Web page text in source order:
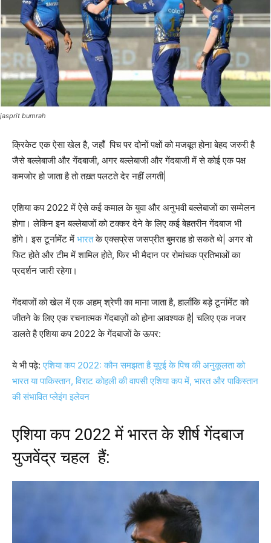
jasprit bumrah
क्रिकेट एक ऐसा खेल है, जहाँ पिच पर दोनों पक्षों को मजबूत होना बेहद जरुरी है
जैसे बल्लेबाजी और गेंदबाजी, अगर बल्लेबाजी और गेंदबाजी में से कोई एक पक्ष
कमजोर हो जाता है तो तख़्त पलटते देर नहीं लगती|
एशिया कप 2022 में ऐसे कई कमाल के युवा और अनुभवी बल्लेबाजों का सम्मेलन
होगा। लेकिन इन बल्लेबाजों को टक्कर देने के लिए कई बेहतरीन गेंदबाज भी
होंगे। इस टूर्नामेंट में भारतके एक्सप्रेस जसप्रीत बुमराह हो सकते थे| अगर वो
फिट होते और टीम में शामिल होते, फिर भी मैदान पर रोमांचक प्रतिभाओं का
प्रदर्शन जारी रहेगा।
गेंदबाजों को खेल में एक अहम् श्रेणी का माना जाता है, हालाँकि बड़े टूर्नामेंट को
जीतने के लिए एक रचनात्मक गेंदबाज़ों को होना आवश्यक है| चलिए एक नजर
डालते है एशिया कप 2022 के गेंदबाजों के ऊपर:
ये भी पढ़े:एशिया कप 2022: कौन समझता है यूएई के पिच की अनुकूलता को
भारत या पाकिस्तान, विराट कोहली की वापसी एशिया कप में, भारत और पाकिस्तान
की संभावित प्लेइंग इलेवन
एशिया कप 2022 में भारत के शीर्ष गेंदबाज
युजवेंद्र चहल हैं: